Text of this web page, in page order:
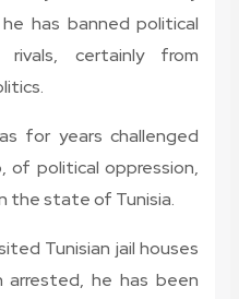
has banned political
certainly from
for years challenged
of political oppression,
the state of Tunisia.
Tunisian jail houses
arrested, he has been